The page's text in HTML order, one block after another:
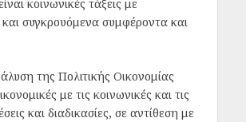
κοινωνικές τάξεις με
και συγκρουόμενα συμφέροντα και
της Πολιτικής Οικονομίας
με τις κοινωνικές και τις
και διαδικασίες, σε αντίθεση με